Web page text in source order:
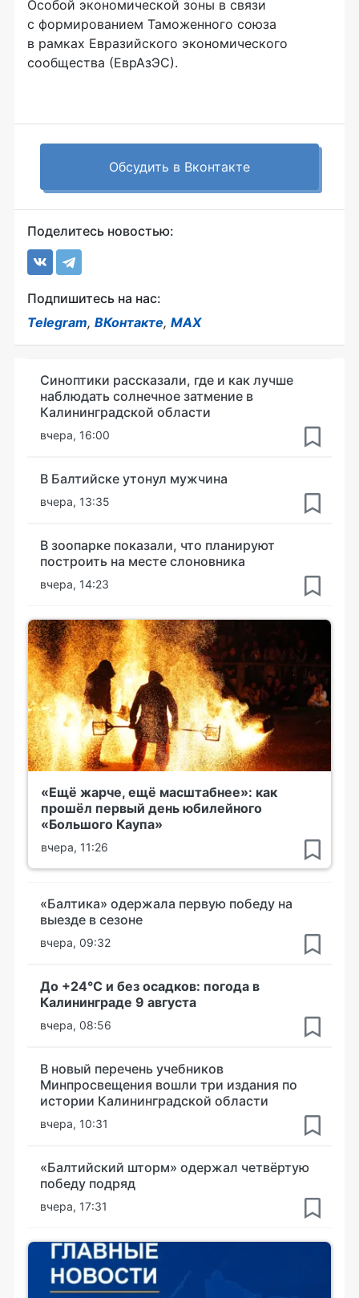
Особой экономической зоны в связи
с формированием Таможенного союза
в рамках Евразийского экономического
сообщества (ЕврАзЭС).
Обсудить в Вконтакте
Поделитесь новостью:
Подпишитесь на нас:
Telegram, ВКонтакте, MAX
Синоптики рассказали, где и как лучше
наблюдать солнечное затмение в
Калининградской области
вчера, 16:00
В Балтийске утонул мужчина
вчера, 13:35
В зоопарке показали, что планируют
построить на месте слоновника
вчера, 14:23
«Ещё жарче, ещё масштабнее»: как
прошёл первый день юбилейного
«Большого Каупа»
вчера, 11:26
«Балтика» одержала первую победу на
выезде в сезоне
вчера, 09:32
До +24°С и без осадков: погода в
Калининграде 9 августа
вчера, 08:56
В новый перечень учебников
Минпросвещения вошли три издания по
истории Калининградской области
вчера, 10:31
«Балтийский шторм» одержал четвёртую
победу подряд
вчера, 17:31